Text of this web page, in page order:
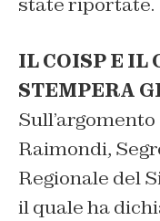
IL COISP E IL
STEMPERA
Raimondi,
Regionale del
il quale ha